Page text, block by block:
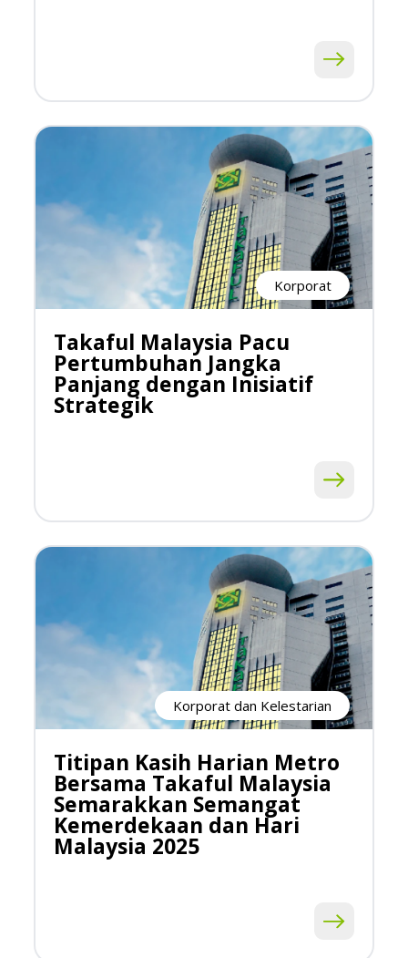
Korporat
Takaful Malaysia Pacu
Pertumbuhan Jangka
Panjang dengan Inisiatif
Strategik
Korporat dan Kelestarian
Titipan Kasih Harian Metro
Bersama Takaful Malaysia
Semarakkan Semangat
Kemerdekaan dan Hari
Malaysia 2025